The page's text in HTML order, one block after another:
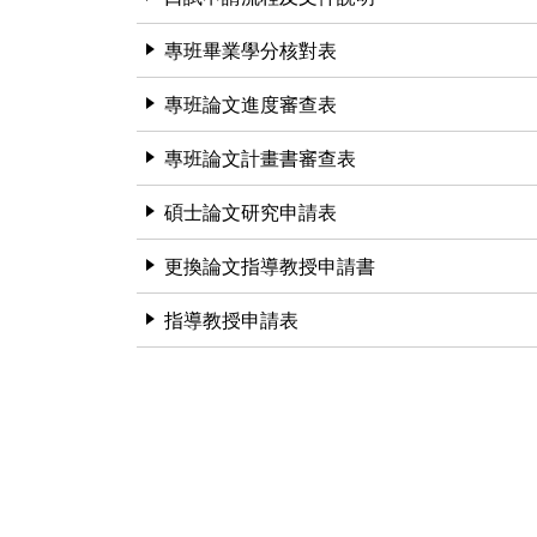
報名資格及學分抵免相關說明
專班畢業學分核對表
專班論文進度審查表
專班論文計畫書審查表
碩士論文研究申請表
更換論文指導教授申請書
指導教授申請表